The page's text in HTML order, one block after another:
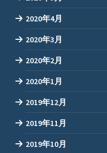
2020年4月
2020年3月
2020年2月
2020年1月
2019年12月
2019年11月
2019年10月